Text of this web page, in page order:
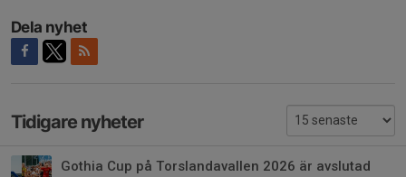
Dela nyhet
Tidigare nyheter
Gothia Cup på Torslandavallen 2026 är avslutad